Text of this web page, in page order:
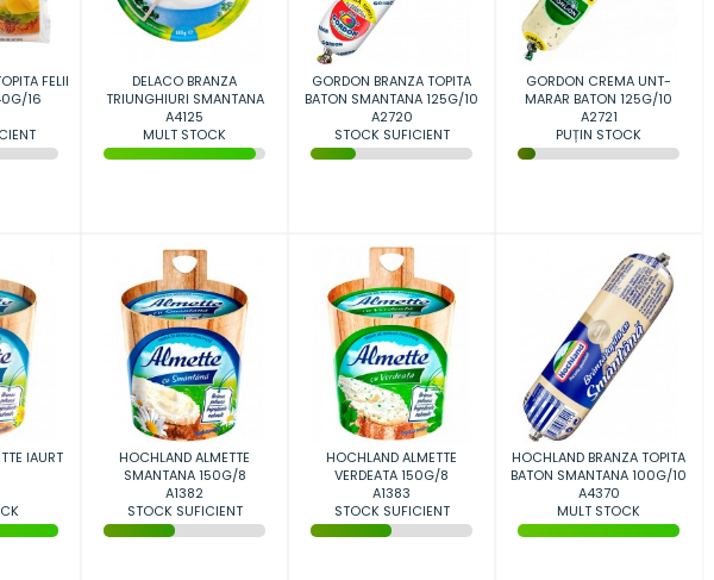
FELII
16
DELACO BRANZA
TRIUNGHIURI SMANTANA
140G/24
A4125
MULT STOCK
GORDON BRANZA TOPITA
BATON SMANTANA 125G/10
A2720
STOCK SUFICIENT
GORDON CREMA UNT-
MARAR BATON 125G/10
A2721
PUȚIN STOCK
IAURT
HOCHLAND ALMETTE
SMANTANA 150G/8
A1382
STOCK SUFICIENT
HOCHLAND ALMETTE
VERDEATA 150G/8
A1383
STOCK SUFICIENT
HOCHLAND BRANZA TOPITA
BATON SMANTANA 100G/10
A4370
MULT STOCK